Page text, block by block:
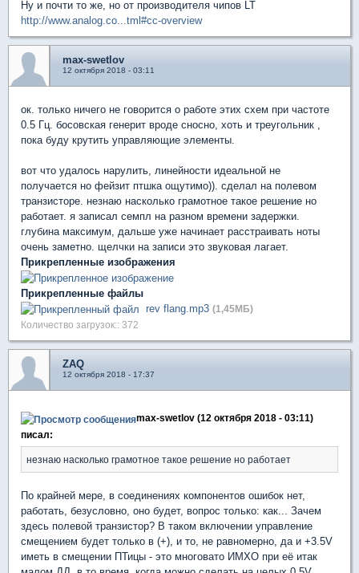
Ну и почти то же, но от производителя чипов LT
http://www.analog.co...tml#cc-overview
max-swetlov
12 октября 2018 - 03:11
ок. только ничего не говорится о работе этих схем при частоте
0.5 Гц. босовская генерит вроде сносно, хоть и треугольник ,
пока буду крутить управляющие элементы.
вот что удалось нарулить, линейности идеальной не
получается но фейзит птшка ощутимо)). сделал на полевом
транзисторе. незнаю насколько грамотное такое решение но
работает. я записал семпл на разном времени задержки.
глубина максимум, дальше уже начинает расстраивать ноты
очень заметно. щелчки на записи это звуковая лагает.
Прикрепленные изображения
Прикрепленные файлы
rev flang.mp3 (1,45МБ)
Количество загрузок:: 372
ZAQ
12 октября 2018 - 17:37
max-swetlov (12 октября 2018 - 03:11)
писал:
незнаю насколько грамотное такое решение но работает
По крайней мере, в соединениях компонентов ошибок нет,
работать, безусловно, оно будет, вопрос только: как... Зачем
здесь полевой транзистор? В таком включении управление
смещением будет только в (+), и то, не равномерно, да и +3.5V
иметь в смещении ПТицы - это многовато ИМХО при её итак